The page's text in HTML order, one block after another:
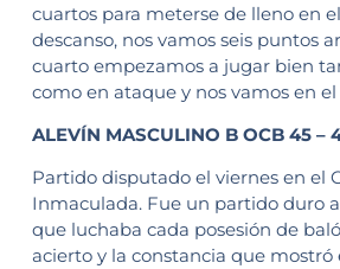
cuartos para meterse de lleno en
descanso, nos vamos seis puntos
cuarto empezamos a jugar bien
como en ataque y nos vamos en
ALEVÍN MASCULINO B OCB 45 –
Partido disputado el viernes en el
Inmaculada. Fue un partido duro
que luchaba cada posesión de
acierto y la constancia que mostró